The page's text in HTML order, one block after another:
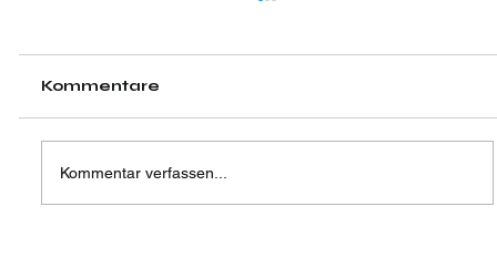
Kommentare
Kommentar verfassen...